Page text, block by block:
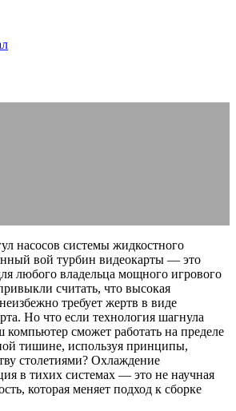
насосов системы жидкостного
вой турбин видеокарты — это
любого владельца мощного игрового
считать, что высокая
требует жертв в виде
Но что если технология шагнула
компьютер сможет работать на пределе
тишине, используя принципы,
столетиями? Охлаждение
в тихих системах — это не научная
которая меняет подход к сборке